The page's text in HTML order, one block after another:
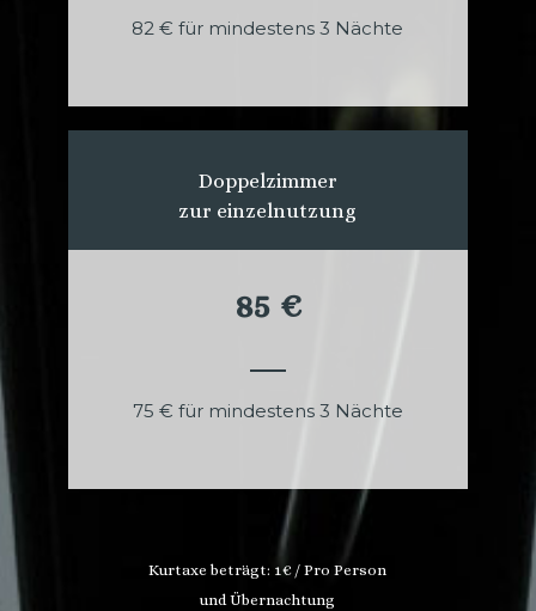
82 € für mindestens 3 Nächte
Doppelzimmer
zur einzelnutzung
85 €
75 € für mindestens 3 Nächte
Kurtaxe beträgt: 1€ / Pro Person
und Übernachtung